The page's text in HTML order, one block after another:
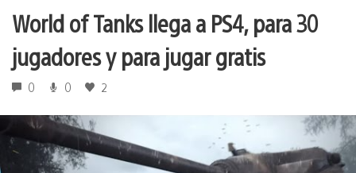
World of Tanks llega a PS4, para 30
jugadores y para jugar gratis
0 0 2